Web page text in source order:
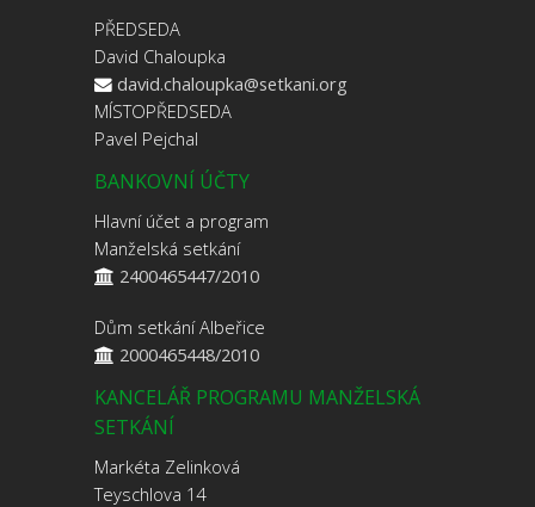
PŘEDSEDA
David Chaloupka
david.chaloupka@setkani.org
MÍSTOPŘEDSEDA
Pavel Pejchal
BANKOVNÍ ÚČTY
Hlavní účet a program
Manželská setkání
2400465447/2010
Dům setkání Albeřice
2000465448/2010
KANCELÁŘ PROGRAMU MANŽELSKÁ
SETKÁNÍ
Markéta Zelinková
Teyschlova 14